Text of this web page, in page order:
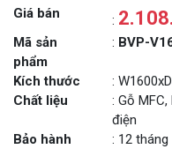
Giá bán :
Mã sản
phẩm
: BVP-
Kích thước
:
Chất liệu
: Gỗ
điện
Bảo hành
: 12 tháng